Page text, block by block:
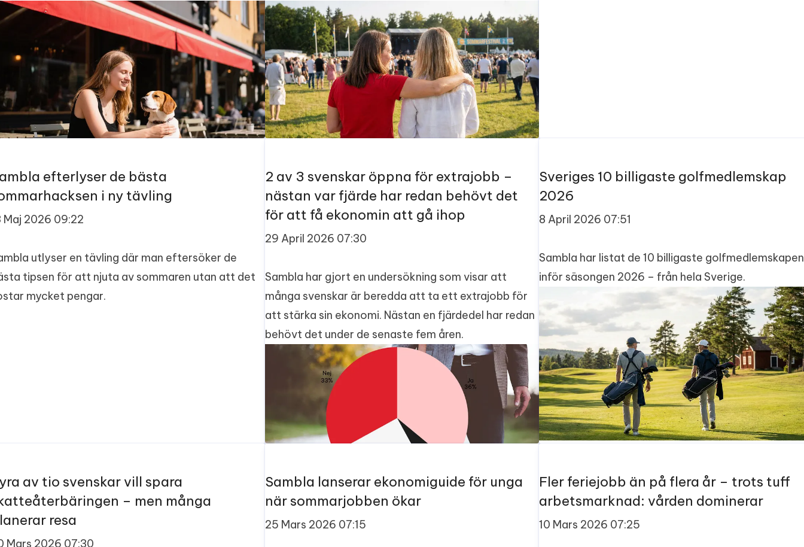
efterlyser de bästa
i ny tävling
Maj 2026 09:22
utlyser en tävling där man eftersöker de
tipsen för att njuta av sommaren utan att det
mycket pengar.
2 av 3 svenskar öppna för extrajobb –
nästan var fjärde har redan behövt det
för att få ekonomin att gå ihop
29 April 2026 07:30
Sambla har gjort en undersökning som visar att
många svenskar är beredda att ta ett extrajobb för
att stärka sin ekonomi. Nästan en fjärdedel har redan
behövt det under de senaste fem åren.
Sveriges 10 billigaste golfmedlemskap
2026
8 April 2026 07:51
Sambla har listat de 10 billigaste golfmedlemskapen
inför säsongen 2026 – från hela Sverige.
av tio svenskar vill spara
– men många
resa
Mars 2026 07:30
Sambla lanserar ekonomiguide för unga
när sommarjobben ökar
25 Mars 2026 07:15
Fler feriejobb än på flera år – trots tuff
arbetsmarknad: vården dominerar
10 Mars 2026 07:25